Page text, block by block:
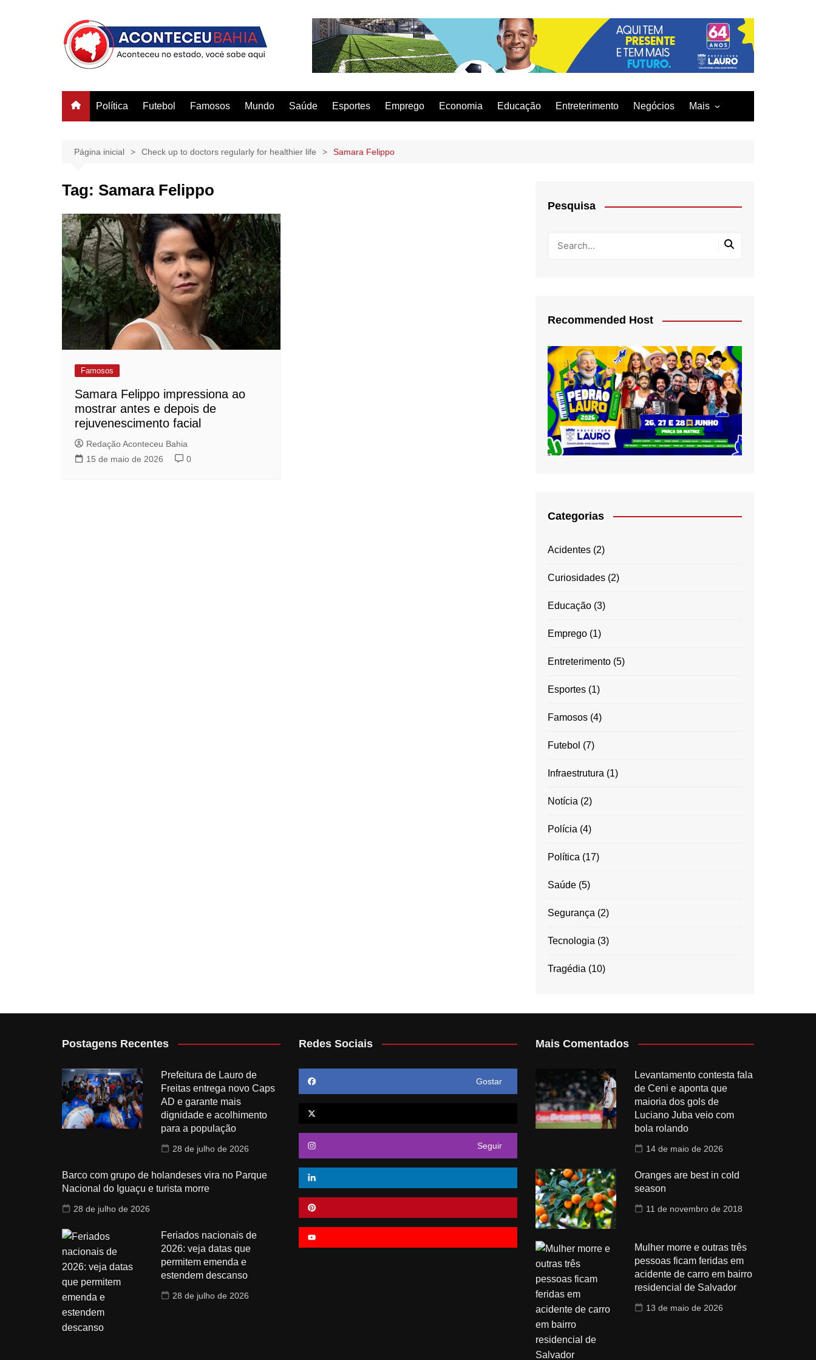
Política Futebol Famosos Mundo Saúde Esportes Emprego Economia Educação Entreterimento Negócios Mais
Moda
Página inicial Check up to doctors regularly for healthier life Samara Felippo
Tag: Samara Felippo
Famosos
Samara Felippo impressiona ao
mostrar antes e depois de
rejuvenescimento facial
Redação Aconteceu Bahia
15 de maio de 2026
0
Pesquisa
Recommended Host
Categorias
Acidentes (2)
Curiosidades (2)
Educação (3)
Emprego (1)
Entreterimento (5)
Esportes (1)
Famosos (4)
Futebol (7)
Infraestrutura (1)
Notícia (2)
Polícia (4)
Política (17)
Saúde (5)
Segurança (2)
Tecnologia (3)
Tragédia (10)
Postagens Recentes
Prefeitura de Lauro de
Freitas entrega novo Caps
AD e garante mais
dignidade e acolhimento
para a população
28 de julho de 2026
Barco com grupo de holandeses vira no Parque
Nacional do Iguaçu e turista morre
28 de julho de 2026
Feriados nacionais de
2026: veja datas que
permitem emenda e
estendem descanso
28 de julho de 2026
Redes Sociais
Gostar
Seguir
Mais Comentados
Levantamento contesta fala
de Ceni e aponta que
maioria dos gols de
Luciano Juba veio com
bola rolando
14 de maio de 2026
Oranges are best in cold
season
11 de novembro de 2018
Mulher morre e outras três
pessoas ficam feridas em
acidente de carro em bairro
residencial de Salvador
13 de maio de 2026